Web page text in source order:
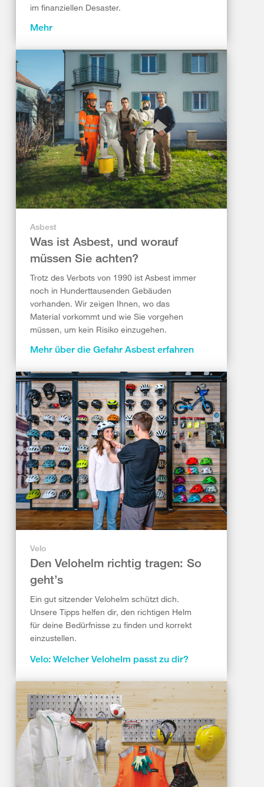
im finanziellen Desaster.
Mehr
Asbest
Was ist Asbest, und worauf
müssen Sie achten?
Trotz des Verbots von 1990 ist Asbest immer
noch in Hunderttausenden Gebäuden
vorhanden. Wir zeigen Ihnen, wo das
Material vorkommt und wie Sie vorgehen
müssen, um kein Risiko einzugehen.
Mehr über die Gefahr Asbest erfahren
Velo
Den Velohelm richtig tragen: So
geht’s
Ein gut sitzender Velohelm schützt dich.
Unsere Tipps helfen dir, den richtigen Helm
für deine Bedürfnisse zu finden und korrekt
einzustellen.
Velo: Welcher Velohelm passt zu dir?